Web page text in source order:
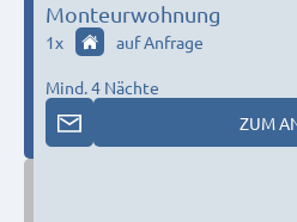
Monteurwohnung
1x auf Anfrage
Mind. 4 Nächte
ZUM